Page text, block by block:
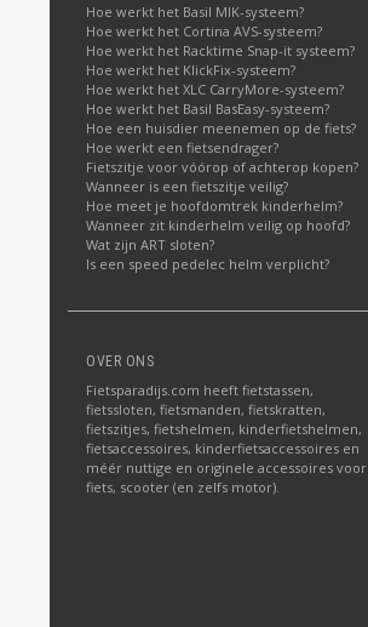
Hoe werkt het Basil MIK-systeem?
Hoe werkt het Cortina AVS-systeem?
Hoe werkt het Racktime Snap-it systeem?
Hoe werkt het KlickFix-systeem?
Hoe werkt het XLC CarryMore-systeem?
Hoe werkt het Basil BasEasy-systeem?
Hoe een huisdier meenemen op de fiets?
Hoe werkt een fietsendrager?
Fietszitje voor vóórop of achterop kopen?
Wanneer is een fietszitje veilig?
Hoe meet je hoofdomtrek kinderhelm?
Wanneer zit kinderhelm veilig op hoofd?
Wat zijn ART sloten?
Is een speed pedelec helm verplicht?
OVER ONS
Fietsparadijs.com heeft fietstassen,
fietssloten, fietsmanden, fietskratten,
fietszitjes, fietshelmen, kinderfietshelmen,
fietsaccessoires, kinderfietsaccessoires en
méér nuttige en originele accessoires voor
fiets, scooter (en zelfs motor).